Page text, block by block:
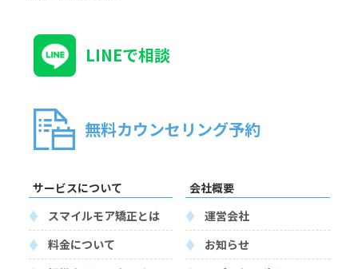
LINEで相談
無料カウンセリング予約
サービスについて
スマイルモア矯正とは
料金について
会社概要
運営会社
お知らせ